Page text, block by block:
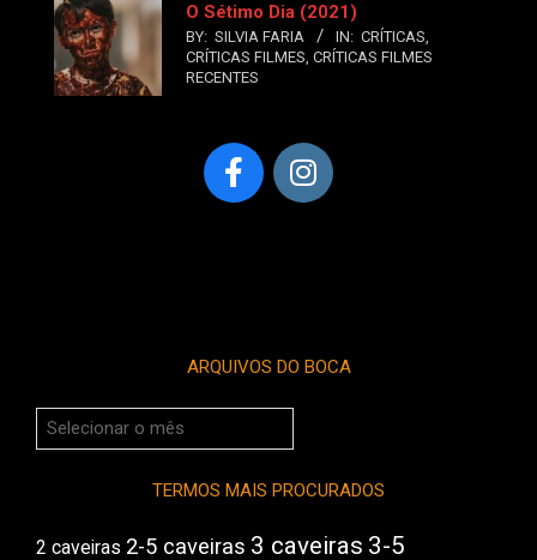
O Sétimo Dia (2021)
BY: SILVIA FARIA IN: CRÍTICAS,
CRÍTICAS FILMES, CRÍTICAS FILMES
RECENTES
ARQUIVOS DO BOCA
Arquivos
do
TERMOS MAIS PROCURADOS
2 caveiras 2-5 caveiras 3 caveiras 3-5